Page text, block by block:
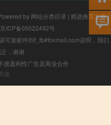
by 网站分类目录 | 精选推荐文章|
京ICP备05022492号
可发邮件到f_fb#foxmail.com说明，我们
，谢谢
接盈利性广告及商业合作
孩